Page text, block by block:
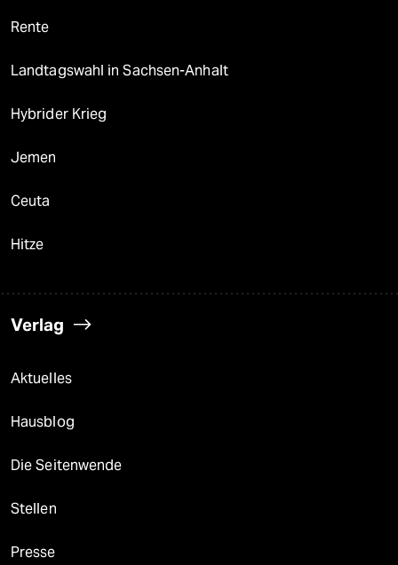
Rente
Landtagswahl in Sachsen-Anhalt
Hybrider Krieg
Jemen
Ceuta
Hitze
Verlag
Aktuelles
Hausblog
Die Seitenwende
Stellen
Presse